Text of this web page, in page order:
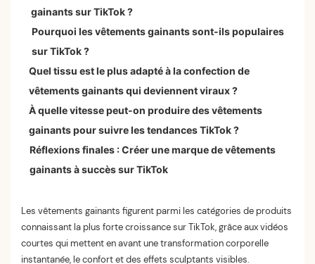
gainants sur TikTok ?
Pourquoi les vêtements gainants sont-ils populaires
sur TikTok ?
Quel tissu est le plus adapté à la confection de
vêtements gainants qui deviennent viraux ?
À quelle vitesse peut-on produire des vêtements
gainants pour suivre les tendances TikTok ?
Réflexions finales : Créer une marque de vêtements
gainants à succès sur TikTok
Les vêtements gainants figurent parmi les catégories de produits
connaissant la plus forte croissance sur TikTok, grâce aux vidéos
courtes qui mettent en avant une transformation corporelle
instantanée, le confort et des effets sculptants visibles.